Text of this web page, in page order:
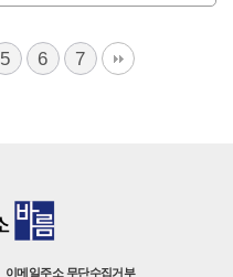
5 6 7
이메일주소 무단수집거부